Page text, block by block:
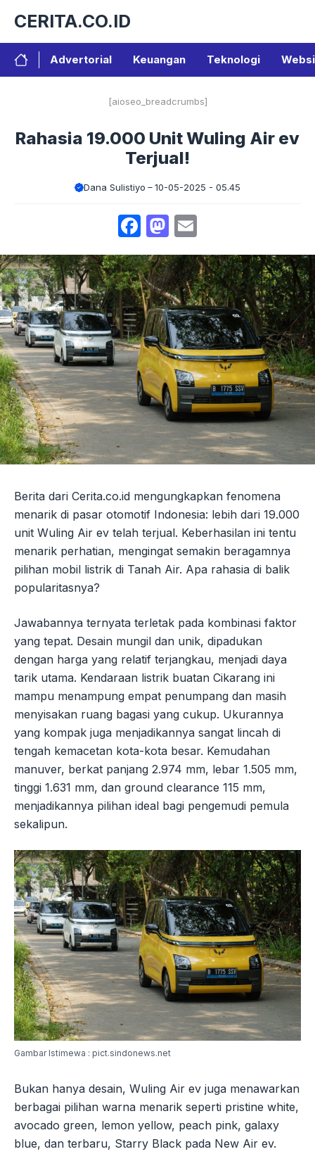
isi
CERITA.CO.ID
Advertorial Keuangan Teknologi
[aioseo_breadcrumbs]
Rahasia 19.000 Unit Wuling Air ev
Terjual!
Dana Sulistiyo 10-05-2025 - 05.45
Facebook
Mastodon
Berita dari Cerita.co.id mengungkapkan fenomena
menarik di pasar otomotif Indonesia: lebih dari 19.000
unit Wuling Air ev telah terjual. Keberhasilan ini tentu
menarik perhatian, mengingat semakin beragamnya
pilihan mobil listrik di Tanah Air. Apa rahasia di balik
popularitasnya?
Jawabannya ternyata terletak pada kombinasi faktor
yang tepat. Desain mungil dan unik, dipadukan
dengan harga yang relatif terjangkau, menjadi daya
tarik utama. Kendaraan listrik buatan Cikarang ini
mampu menampung empat penumpang dan masih
menyisakan ruang bagasi yang cukup. Ukurannya
yang kompak juga menjadikannya sangat lincah di
tengah kemacetan kota-kota besar. Kemudahan
manuver, berkat panjang 2.974 mm, lebar 1.505 mm,
tinggi 1.631 mm, dan ground clearance 115 mm,
menjadikannya pilihan ideal bagi pengemudi pemula
sekalipun.
Gambar Istimewa : pict.sindonews.net
Bukan hanya desain, Wuling Air ev juga menawarkan
berbagai pilihan warna menarik seperti pristine white,
avocado green, lemon yellow, peach pink, galaxy
blue, dan terbaru, Starry Black pada New Air ev.